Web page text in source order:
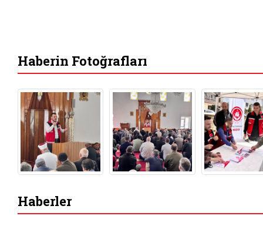
Haberin Fotoğrafları
Haberler